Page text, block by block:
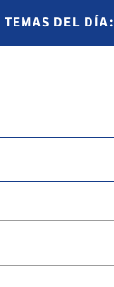
TEMAS DEL DÍA: